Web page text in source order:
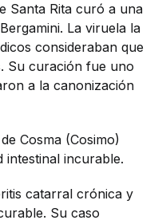
Santa Rita curó a una
La viruela la
consideraban que
Su curación fue uno
a la canonización
Cosma (Cosimo)
intestinal incurable.
catarral crónica y
Su caso